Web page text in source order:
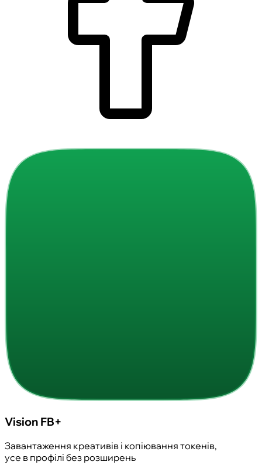
Vision FB+
Завантаження креативів і копіювання токенів,
усе в профілі без розширень